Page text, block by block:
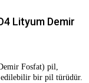
Lityum Demir
Fosfat) pil,
edilebilir bir pil türüdür.